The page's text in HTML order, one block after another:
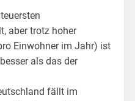
aber trotz hoher
Einwohner im Jahr) ist
als das der
fällt im